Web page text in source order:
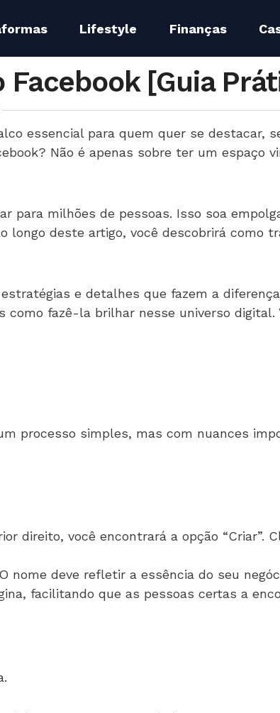
Lifestyle Finanças
[Guia
essencial para quem quer se destacar,
Não é apenas sobre ter um espaço
para milhões de pessoas. Isso soa
longo deste artigo, você descobrirá como
e detalhes que fazem a
fazê-la brilhar nesse universo digital.
processo simples, mas com nuances
direito, você encontrará a opção “Criar”.
nome deve refletir a essência do seu
facilitando que as pessoas certas a